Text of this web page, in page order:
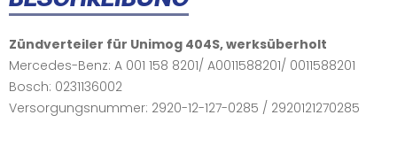
Zündverteiler für Unimog 404S, werksüberholt
Mercedes-Benz: A 001 158 8201/ A0011588201/ 0011588201
Bosch: 0231136002
Versorgungsnummer: 2920-12-127-0285 / 2920121270285